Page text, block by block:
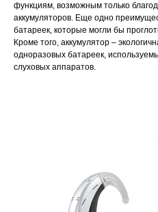
функциям, возможным только
аккумуляторов. Еще одно
батареек, которые могли бы
Кроме того, аккумулятор –
одноразовых батареек,
слуховых аппаратов.